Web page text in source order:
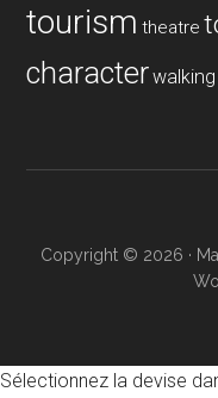
tourism theatre
character
Copyright © 2026 ·
Sélectionnez la devise